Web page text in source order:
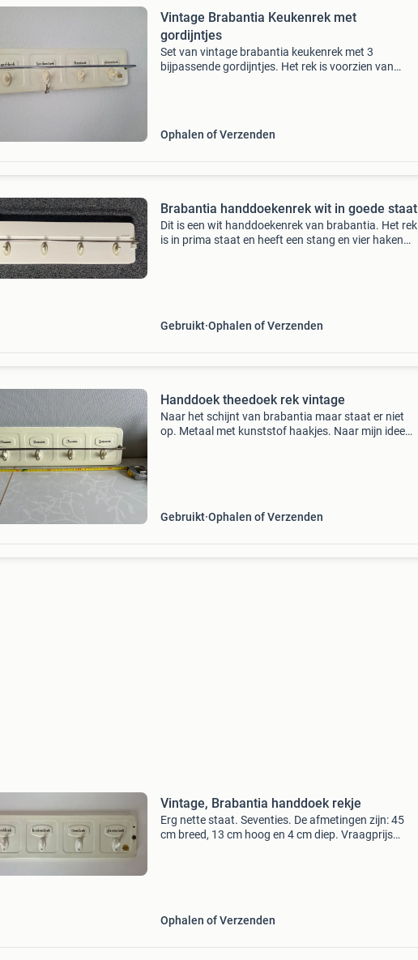
Vintage Brabantia Keukenrek met
gordijntjes
Set van vintage brabantia keukenrek met 3
bijpassende gordijntjes. Het rek is voorzien van
Ophalen of Verzenden
Brabantia handdoekenrek wit in goede staat
Dit is een wit handdoekenrek van brabantia. Het rek
is in prima staat en heeft een stang en vier haken
Gebruikt Ophalen of Verzenden
Handdoek theedoek rek vintage
Naar het schijnt van brabantia maar staat er niet
op. Metaal met kunststof haakjes. Naar mijn idee
Gebruikt Ophalen of Verzenden
Vintage, Brabantia handdoek rekje
Erg nette staat. Seventies. De afmetingen zijn: 45
cm breed, 13 cm hoog en 4 cm diep. Vraagprijs
Ophalen of Verzenden